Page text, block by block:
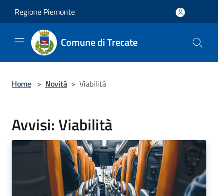
Regione Piemonte
Comune di Trecate
Home > Novità > Viabilità
Avvisi: Viabilità